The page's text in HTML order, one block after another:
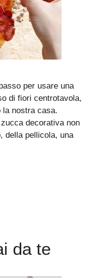
per usare una
di fiori centrotavola,
la nostra casa.
decorativa non
della pellicola, una
da te